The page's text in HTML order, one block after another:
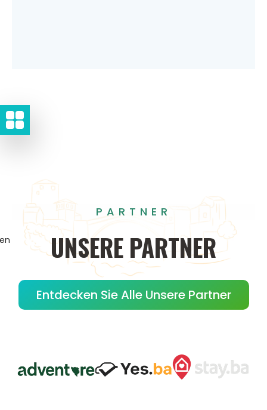
PARTNER
UNSERE PARTNER
Entdecken Sie Alle Unsere Partner